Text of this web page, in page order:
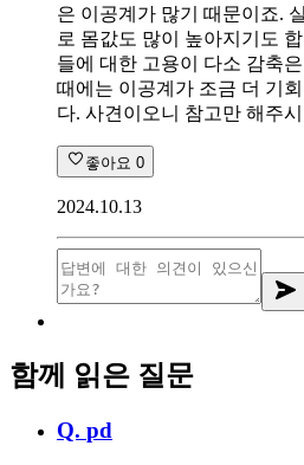
은 이공계가 많기 때문이죠.
로 몸값도 많이 높아지기도
들에 대한 고용이 다소 감축
때에는 이공계가 조금 더 기
다. 사견이오니 참고만 해주
좋아요 0
2024.10.13
함께 읽은 질문
Q. pd